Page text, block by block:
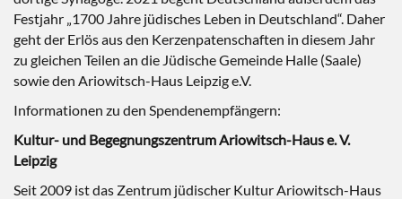
Festjahr „1700 Jahre jüdisches Leben in Deutschland“. Daher
geht der Erlös aus den Kerzenpatenschaften in diesem Jahr
zu gleichen Teilen an die Jüdische Gemeinde Halle (Saale)
sowie den Ariowitsch-Haus Leipzig e.V.
Informationen zu den Spendenempfängern:
Kultur- und Begegnungszentrum Ariowitsch-Haus e. V.
Leipzig
Seit 2009 ist das Zentrum jüdischer Kultur Ariowitsch-Haus